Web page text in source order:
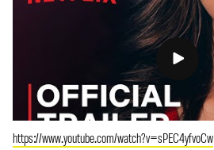
https://www.youtube.com/watch?v=sPEC4yfvoCw